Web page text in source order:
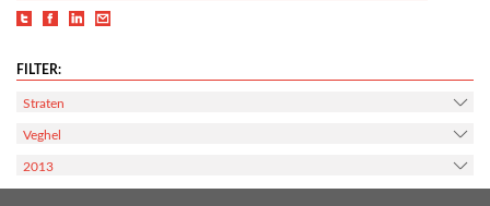
FILTER:
Straten
Veghel
2013